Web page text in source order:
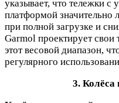
указывает, что тележки
платформой значительно
при полной загрузке и
Garmol проектирует
этот весовой диапазон,
регулярного
3. Колёса